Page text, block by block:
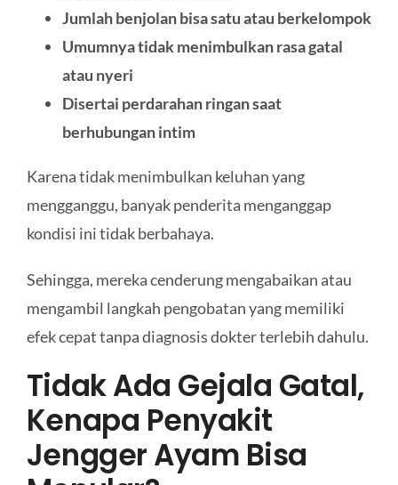
Jumlah benjolan bisa satu atau berkelompok
Umumnya tidak menimbulkan rasa gatal
atau nyeri
Disertai perdarahan ringan saat
berhubungan intim
Karena tidak menimbulkan keluhan yang
mengganggu, banyak penderita menganggap
kondisi ini tidak berbahaya.
Sehingga, mereka cenderung mengabaikan atau
mengambil langkah pengobatan yang memiliki
efek cepat tanpa diagnosis dokter terlebih dahulu.
Tidak Ada Gejala Gatal,
Kenapa Penyakit
Jengger Ayam Bisa